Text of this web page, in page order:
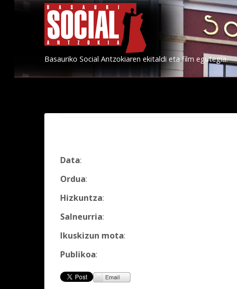
Basauriko Social Antzokiaren ekitaldi eta film egutegia.
Data:
Ordua:
Hizkuntza:
Salneurria:
Ikuskizun mota:
Publikoa: